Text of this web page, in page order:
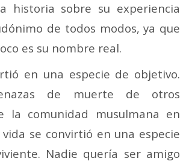
historia sobre su experiencia
de todos modos, ya que
es su nombre real.
en una especie de objetivo.
de muerte de otros
la comunidad musulmana en
se convirtió en una especie
Nadie quería ser amigo